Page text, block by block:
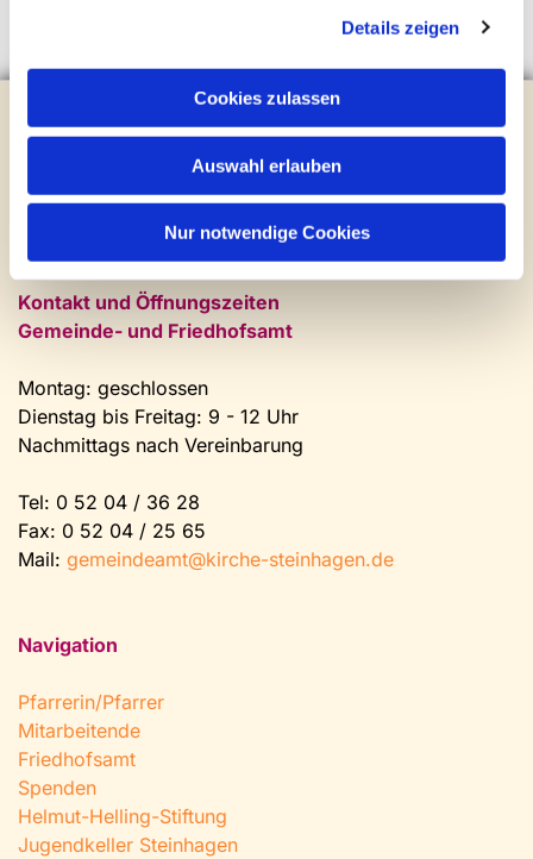
Details zeigen
Cookies zulassen
Auswahl erlauben
Nur notwendige Cookies
Brockhagener Straße 28 | 33803 Steinhagen
0 52 04 / 36 28
Mail:gemeindeamt@kirche-steinhagen.de
Newsletter abonnieren
Kontakt und Öffnungszeiten
Gemeinde- und Friedhofsamt
Montag: geschlossen
Dienstag bis Freitag: 9 - 12 Uhr
Nachmittags nach Vereinbarung
Tel: 0 52 04 / 36 28
Fax: 0 52 04 / 25 65
Mail: gemeindeamt@kirche-steinhagen.de
Navigation
Pfarrerin/Pfarrer
Mitarbeitende
Friedhofsamt
Spenden
Helmut-Helling-Stiftung
Jugendkeller Steinhagen